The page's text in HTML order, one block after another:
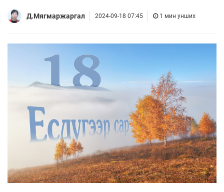
Д.Мягмаржаргал 2024-09-18 07:45 1 мин унших